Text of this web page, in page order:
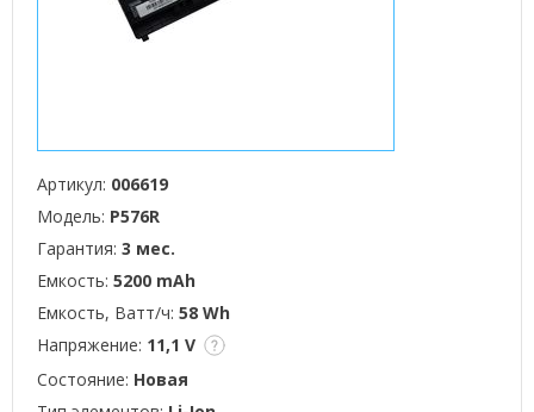
Артикул: 006619
Модель: P576R
Гарантия: 3 мес.
Емкость: 5200 mAh
Емкость, Ватт/ч: 58 Wh
Напряжение: 11,1 V
Состояние: Новая